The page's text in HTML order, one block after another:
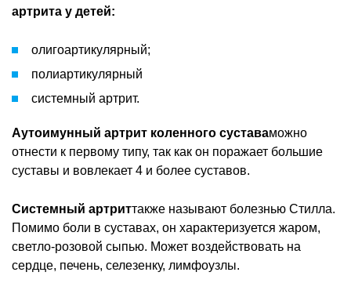
артрита у детей:
олигоартикулярный;
полиартикулярный
системный артрит.
Аутоимунный артрит коленного суставаможно
отнести к первому типу, так как он поражает большие
суставы и вовлекает 4 и более суставов.
Системный артриттакже называют болезнью Стилла.
Помимо боли в суставах, он характеризуется жаром,
светло-розовой сыпью. Может воздействовать на
сердце, печень, селезенку, лимфоузлы.